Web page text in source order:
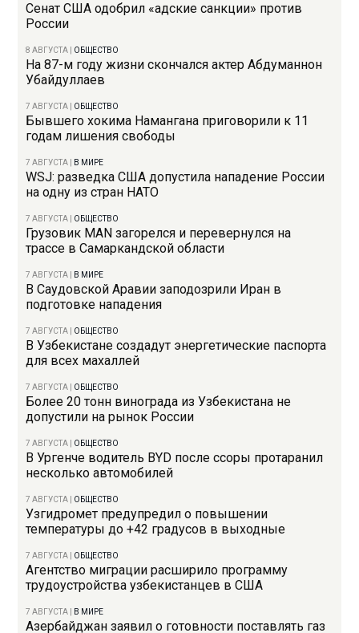
Сенат США одобрил «адские санкции» против
России
8 АВГУСТА ОБЩЕСТВО
На 87-м году жизни скончался актер Абдуманнон
Убайдуллаев
7 АВГУСТА ОБЩЕСТВО
Бывшего хокима Намангана приговорили к 11
годам лишения свободы
7 АВГУСТА В МИРЕ
WSJ: разведка США допустила нападение России
на одну из стран НАТО
7 АВГУСТА ОБЩЕСТВО
Грузовик MAN загорелся и перевернулся на
трассе в Самаркандской области
7 АВГУСТА В МИРЕ
В Саудовской Аравии заподозрили Иран в
подготовке нападения
7 АВГУСТА ОБЩЕСТВО
В Узбекистане создадут энергетические паспорта
для всех махаллей
7 АВГУСТА ОБЩЕСТВО
Более 20 тонн винограда из Узбекистана не
допустили на рынок России
7 АВГУСТА ОБЩЕСТВО
В Ургенче водитель BYD после ссоры протаранил
несколько автомобилей
7 АВГУСТА ОБЩЕСТВО
Узгидромет предупредил о повышении
температуры до +42 градусов в выходные
7 АВГУСТА ОБЩЕСТВО
Агентство миграции расширило программу
трудоустройства узбекистанцев в США
7 АВГУСТА В МИРЕ
Азербайджан заявил о готовности поставлять газ